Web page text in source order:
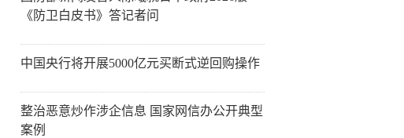
《防卫白皮书》答记者问
中国央行将开展5000亿元买断式逆回购操作
整治恶意炒作涉企信息 国家网信办公开典型
案例